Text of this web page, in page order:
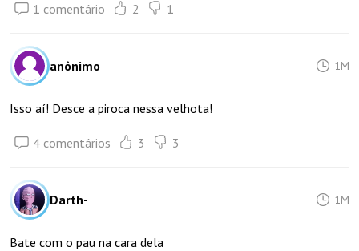
1 comentário 2 1
anônimo 1M
Isso aí! Desce a piroca nessa velhota!
4 comentários 3 3
Darth- 1M
Bate com o pau na cara dela